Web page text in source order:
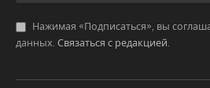
напряженных игр Кубка
надежду на будущие успехи